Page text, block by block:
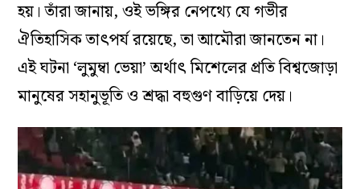
হয়। তাঁরা জানায়, ওই ভঙ্গির নেপথ্যে যে গভীর
ঐতিহাসিক তাৎপর্য রয়েছে, তা আমৌরা জানতেন না।
এই ঘটনা ‘লুমুম্বা ভেয়া’ অর্থাৎ মিশেলের প্রতি বিশ্বজোড়া
মানুষের সহানুভূতি ও শ্রদ্ধা বহুগুণ বাড়িয়ে দেয়।